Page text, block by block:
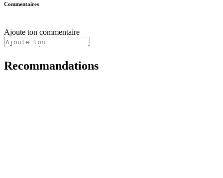
Commentaires
Ajoute ton commentaire
Recommandations